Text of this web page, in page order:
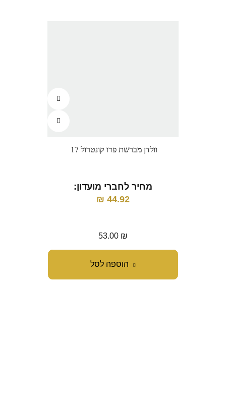
הוספה לסל
וולדן מברשת פרו קונטרול 17
מחיר לחברי מועדון:
44.92
₪
53.00 ₪